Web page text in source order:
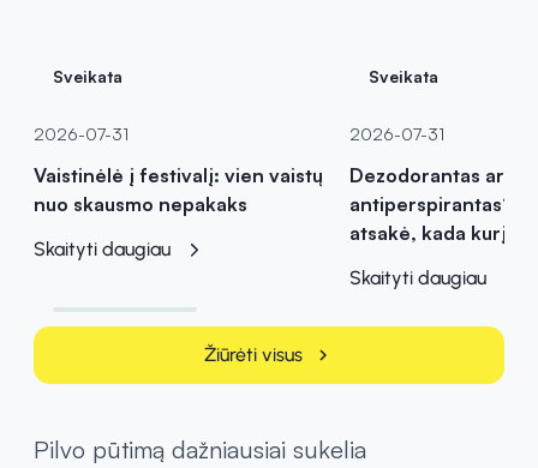
Sveikata
2026-07-31
Vaistinėlė į festivalį: vien vaistų
nuo skausmo nepakaks
Skaityti daugiau
Sveikata
2026-07-31
Dezodorantas ar
antiperspirantas?
atsakė, kada kurį
Skaityti daugiau
Žiūrėti visus chevron_right
Pilvo pūtimą dažniausiai sukelia